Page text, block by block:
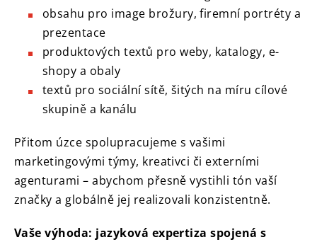
obsahu pro image brožury, firemní portréty a
prezentace
produktových textů pro weby, katalogy, e-
shopy a obaly
textů pro sociální sítě, šitých na míru cílové
skupině a kanálu
Přitom úzce spolupracujeme s vašimi
marketingovými týmy, kreativci či externími
agenturami – abychom přesně vystihli tón vaší
značky a globálně jej realizovali konzistentně.
Vaše výhoda: jazyková expertiza spojená s